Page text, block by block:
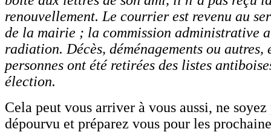
renouvellement. Le courrier est revenu au
de la mairie ; la commission administrative
radiation. Décès, déménagements ou autres,
personnes ont été retirées des listes
élection.
Cela peut vous arriver à vous aussi, ne soyez
dépourvu et préparez vous pour les